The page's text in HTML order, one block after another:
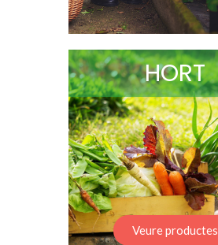
HORT
Veure productes